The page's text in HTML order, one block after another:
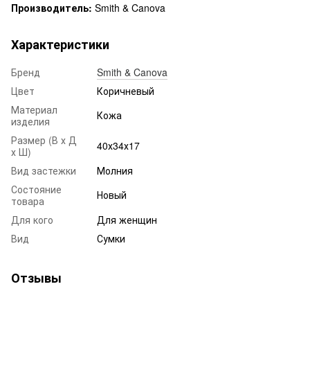
Производитель: Smith & Canova
Характеристики
Бренд
Smith & Canova
Цвет
Коричневый
Материал
изделия
Кожа
Размер (В х Д
х Ш)
40х34х17
Вид застежки
Молния
Состояние
товара
Новый
Для кого
Для женщин
Вид
Сумки
Отзывы